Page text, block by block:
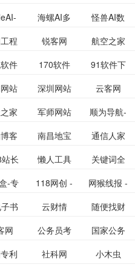
-AI
计-
板
作 - 国内
领先的AI
图片、文
案创作平
更多>>
成
板
海螺AI多
模态大语
言模型
怪兽AI数
字人更多>>
程
识
锐客网
航空之家
更多>>
件 170软件
下载站
91软件下
载更多>>
站 深圳网站
建设
云客网
SEO众包
服务平台
更多>>
家 军师网站
目录网址
大全
顺为导航-
办公运营
工具导航
更多>>
客 南昌地宝
网_南昌论
坛
通信人家
园更多>>
长
台
懒人工具 关键词全
网指数查
询
更多>>
-专
戏
效
118网创 -
创业项目
资源分享
网猴线报 -
一个简单
且纯粹的
更多>>
书
子
云财情 随便找财
经网更多>>
网 公务员考
试-中公教
国家公务
员局更多>>
利 社科网
小木虫